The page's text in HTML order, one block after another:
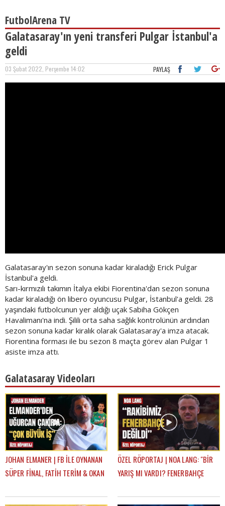
FutbolArena TV
Galatasaray'ın yeni transferi Pulgar İstanbul'a
geldi
03 Şubat 2022, Perşembe 14:02 PAYLAŞ
Galatasaray'ın sezon sonuna kadar kiraladığı Erick Pulgar
İstanbul'a geldi.
Sarı-kırmızılı takımın İtalya ekibi Fiorentina'dan sezon sonuna
kadar kiraladığı ön libero oyuncusu Pulgar, İstanbul'a geldi. 28
yaşındaki futbolcunun yer aldığı uçak Sabiha Gökçen
Havalimanı'na indi. Şilili orta saha sağlık kontrolünün ardından
sezon sonuna kadar kiralık olarak Galatasaray'a imza atacak.
Fiorentina forması ile bu sezon 8 maçta görev alan Pulgar 1
asiste imza attı.
Galatasaray Videoları
JOHAN ELMANER | FB İLE OYNANAN
SÜPER FİNAL, FATİH TERİM & OKAN
MUSLERA MI?
ÖZEL RÖPORTAJ | NOA LANG: "BİR
YARIŞ MI VARDI? FENERBAHÇE